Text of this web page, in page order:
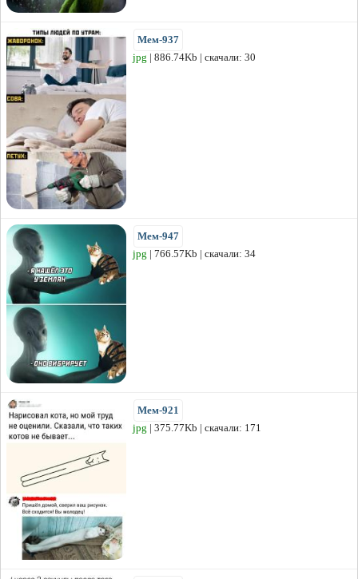
Мем-937
jpg | 886.74Kb | скачали: 30
Мем-947
jpg | 766.57Kb | скачали: 34
Мем-921
jpg | 375.77Kb | скачали: 171